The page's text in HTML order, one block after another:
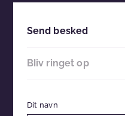
Send besked
Bliv ringet op
Dit navn